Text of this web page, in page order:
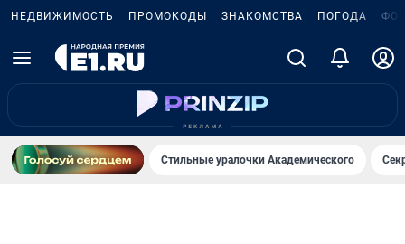
НЕДВИЖИМОСТЬ ПРОМОКОДЫ ЗНАКОМСТВА ПОГОДА
Стильные уралочки Академического